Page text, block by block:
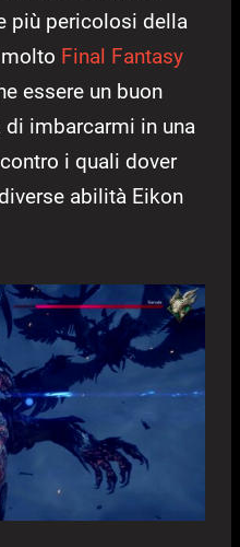
più pericolosi della
Final Fantasy
essere un buon
di imbarcarmi in una
i quali dover
abilità Eikon